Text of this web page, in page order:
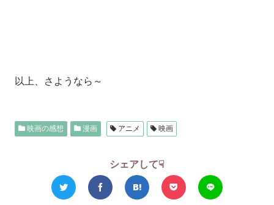
以上、さようなら～
映画の感想 漫画 アニメ 映画
シェアして☟